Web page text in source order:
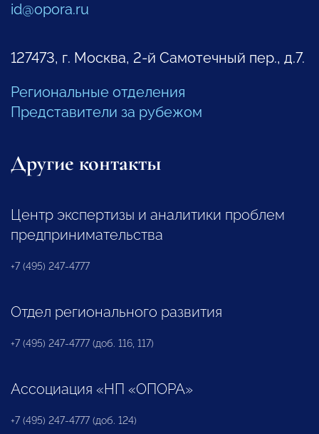
id@opora.ru
127473, г. Москва, 2-й Самотечный пер., д.7.
Региональные отделения
Представители за рубежом
Другие контакты
Центр экспертизы и аналитики проблем
предпринимательства
+7 (495) 247-4777
Отдел регионального развития
+7 (495) 247-4777 (доб. 116, 117)
Ассоциация «НП «ОПОРА»
+7 (495) 247-4777 (доб. 124)